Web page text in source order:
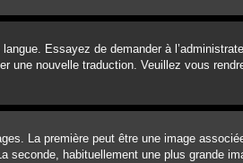
Essayez de demander à
nouvelle traduction. Veuillez vous
La première peut être une image
habituellement une plus grande